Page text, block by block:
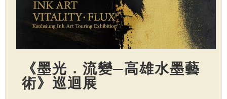
《墨光．流變─高雄水墨藝
術》巡迴展